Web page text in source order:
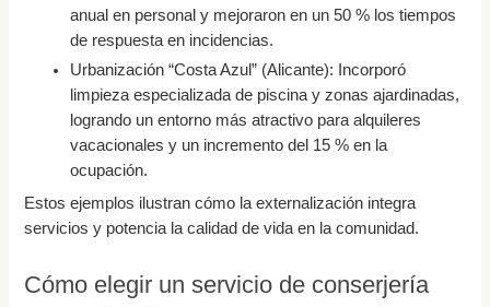
anual en personal y mejoraron en un 50 % los tiempos
de respuesta en incidencias.
Urbanización “Costa Azul” (Alicante): Incorporó
limpieza especializada de piscina y zonas ajardinadas,
logrando un entorno más atractivo para alquileres
vacacionales y un incremento del 15 % en la
ocupación.
Estos ejemplos ilustran cómo la externalización integra
servicios y potencia la calidad de vida en la comunidad.
Cómo elegir un servicio de conserjería